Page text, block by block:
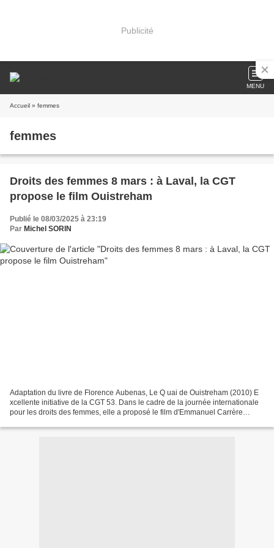
Publicité
MENU
Accueil » femmes
femmes
Droits des femmes 8 mars : à Laval, la CGT
propose le film Ouistreham
Publié le 08/03/2025 à 23:19
Par Michel SORIN
Adaptation du livre de Florence Aubenas, Le Q uai de Ouistreham (2010) E
xcellente initiative de la CGT 53. Dans le cadre de la journée internationale
pour les droits des femmes, elle a proposé le film d'Emmanuel Carrère